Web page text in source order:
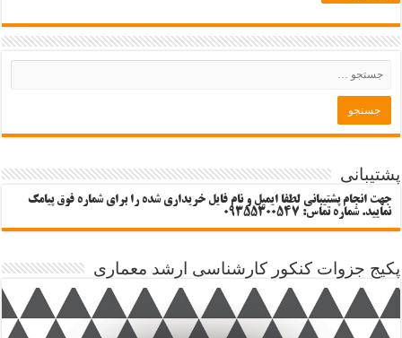
پشتیبانی
جهت انجام پشتیبانی لطفا ایمیل و نام فایل خریداری شده را برای شماره فوق پیامک
نمایید. شماره تماس: 09355300547
پکیج جزوات کنکور کارشناسی ارشد معماری